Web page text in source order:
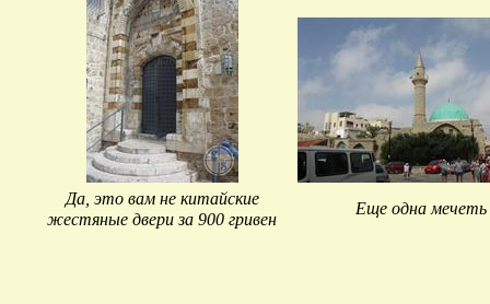
Да, это вам не китайские
жестяные двери за 900 гривен
Еще одна мечеть